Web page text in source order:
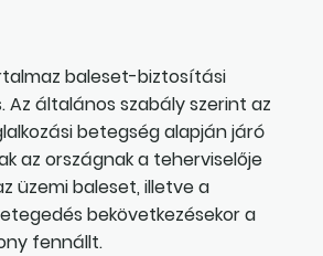
baleset-biztosítási
Az általános szabály szerint az
betegség alapján járó
az országnak a teherviselője
üzemi baleset, illetve a
bekövetkezésekor a
fennállt.